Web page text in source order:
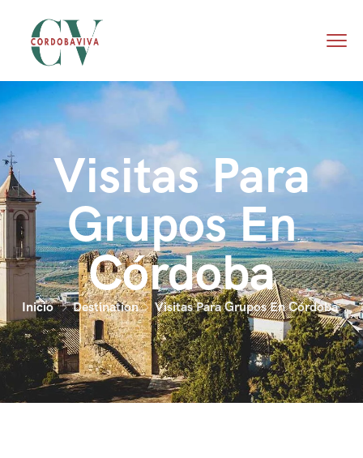
Visitas Para
Grupos En
Córdoba
Inicio Destination Visitas Para Grupos En Córdoba